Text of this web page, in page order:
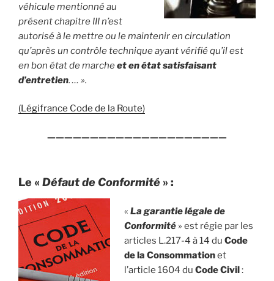
véhicule mentionné au
présent chapitre III n’est
autorisé à le mettre ou le maintenir en circulation
qu’après un contrôle technique ayant vérifié qu’il est
en bon état de marcheet en état satisfaisant
d’entretien. … ».
(Légifrance Code de la Route)
—————————————————————
Le « Défaut de Conformité » :
« La garantie légale de
Conformité» est régie par les
articles L.217-4 à 14 du Code
de la Consommationet
l’article 1604 du Code Civil: